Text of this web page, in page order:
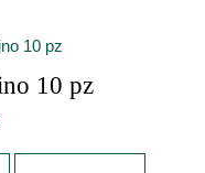
10 pz
originale era: 5,99€.
prezzo attuale è: 3,99€.